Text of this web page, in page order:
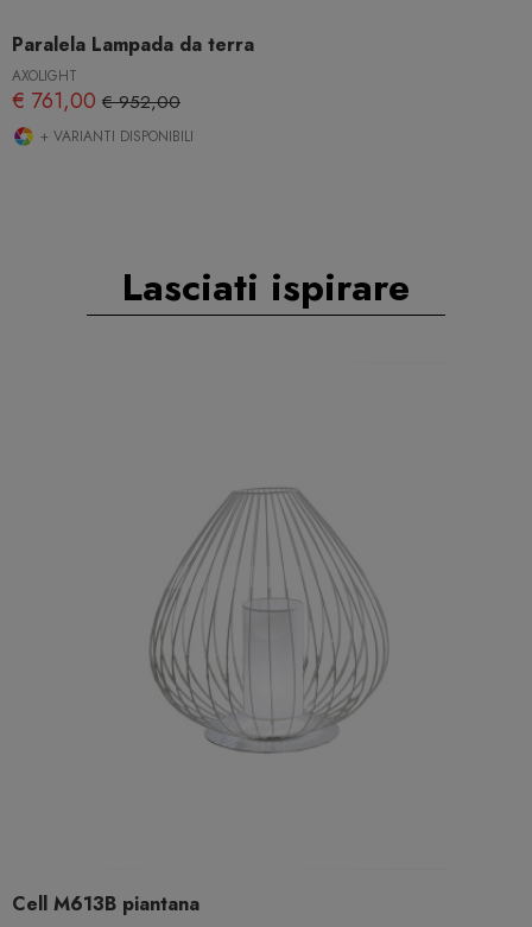
Paralela Lampada da terra
AXOLIGHT
€ 761,00 € 952,00
+ VARIANTI DISPONIBILI
Lasciati ispirare
Cell M613B piantana